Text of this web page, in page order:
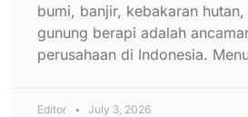
bumi, banjir, kebakaran
gunung berapi adalah
perusahaan di Indonesia.
Editor July 3, 2026